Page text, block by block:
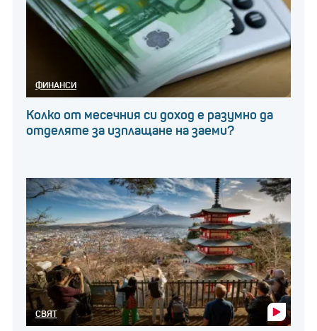
ФИНАНСИ
Колко от месечния си доход е разумно да
отделяте за изплащане на заеми?
СВЯТ